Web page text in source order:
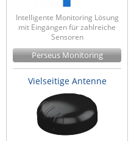
Intelligente Monitoring Lösung
mit Eingängen für zahlreiche
Sensoren
Perseus Monitoring
Vielseitige Antenne